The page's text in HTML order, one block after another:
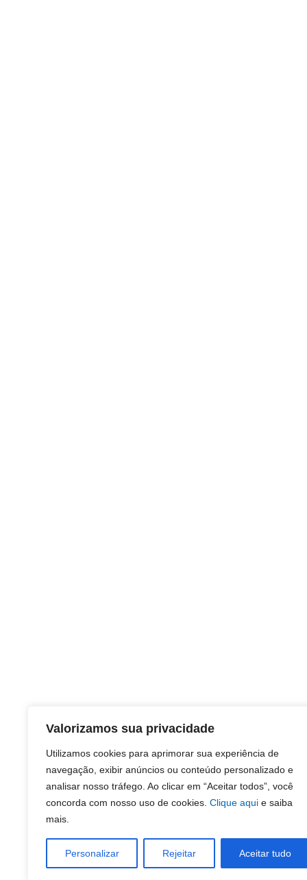
Valorizamos sua privacidade
Utilizamos cookies para aprimorar sua experiência de
navegação, exibir anúncios ou conteúdo personalizado e
analisar nosso tráfego. Ao clicar em “Aceitar todos”, você
concorda com nosso uso de cookies. Clique aqui e saiba
mais.
Personalizar Rejeitar Aceitar tudo